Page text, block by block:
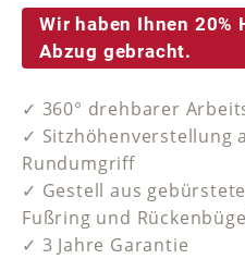
Wir haben Ihnen
Abzug gebracht.
✓ 360° drehbarer
✓ Sitzhöhenverstellung
Rundumgriff
✓ Gestell aus
Fußring und
✓ 3 Jahre Garantie